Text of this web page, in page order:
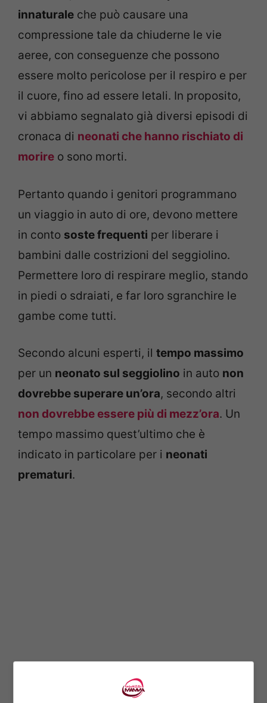
innaturale che può causare una
compressione tale da chiuderne le vie
aeree, con conseguenze che possono
essere molto pericolose per il respiro e per
il cuore, fino ad essere letali. In proposito,
vi abbiamo segnalato già diversi episodi di
cronaca di neonati che hanno rischiato di
morire o sono morti.
Pertanto quando i genitori programmano
un viaggio in auto di ore, devono mettere
in conto soste frequenti per liberare i
bambini dalle costrizioni del seggiolino.
Permettere loro di respirare meglio, stando
in piedi o sdraiati, e far loro sgranchire le
gambe come tutti.
Secondo alcuni esperti, il tempo massimo
per un neonato sul seggiolino in auto non
dovrebbe superare un’ora, secondo altri
non dovrebbe essere più di mezz’ora. Un
tempo massimo quest’ultimo che è
indicato in particolare per i neonati
prematuri.
questi rischi del seggiolino per i neonati